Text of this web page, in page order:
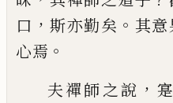
口 ，斯亦勤矣 。 其意
心焉 。
夫禪師之說 ，